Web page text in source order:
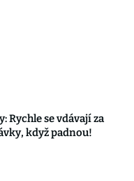
Rychle se vdávají za
když padnou!